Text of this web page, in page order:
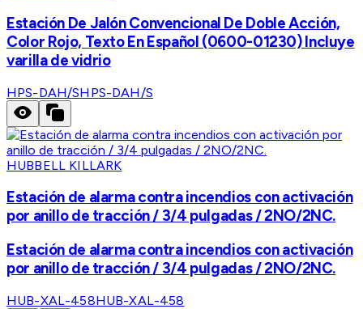
Estación De Jalón Convencional De Doble Acción,
Color Rojo, Texto En Español (0600-01230) Incluye
varilla de vidrio
HPS-DAH/SHPS-DAH/S
HUBBELL KILLARK
Estación de alarma contra incendios con activación
por anillo de tracción / 3/4 pulgadas / 2NO/2NC.
Estación de alarma contra incendios con activación
por anillo de tracción / 3/4 pulgadas / 2NO/2NC.
HUB-XAL-458HUB-XAL-458